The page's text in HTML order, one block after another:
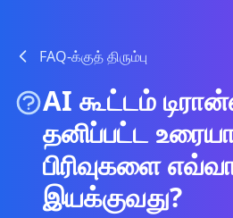
FAQ-க்குத் திரும்பு
AI கூட்டம்
தனிப்பட்ட
பிரிவுகளை
இயக்குவது?